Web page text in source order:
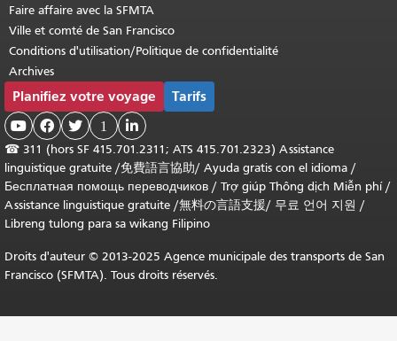
Faire affaire avec la SFMTA
Ville et comté de San Francisco
Conditions d'utilisation/Politique de confidentialité
Archives
Planifiez votre voyage Tarifs
   1 
☎ 311 (hors SF 415.701.2311; ATS 415.701.2323) Assistance
linguistique gratuite /免費語言協助/ Ayuda gratis con el idioma /
Бесплатная помощь переводчиков / Trợ giúp Thông dịch Miễn phí/
Assistance linguistique gratuite /無料の言語支援/ 무료 언어 지원 /
Libreng tulong para sa wikang Filipino
Droits d'auteur © 2013-2025 Agence municipale des transports de San
Francisco (SFMTA). Tous droits réservés.